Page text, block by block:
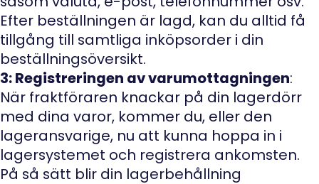
Efter beställningen är lagd, kan du alltid få
tillgång till samtliga inköpsorder i din
beställningsöversikt.
3: Registreringen av varumottagningen:
När fraktföraren knackar på din lagerdörr
med dina varor, kommer du, eller den
lageransvarige, nu att kunna hoppa in i
lagersystemet och registrera ankomsten.
På så sätt blir din lagerbehållning